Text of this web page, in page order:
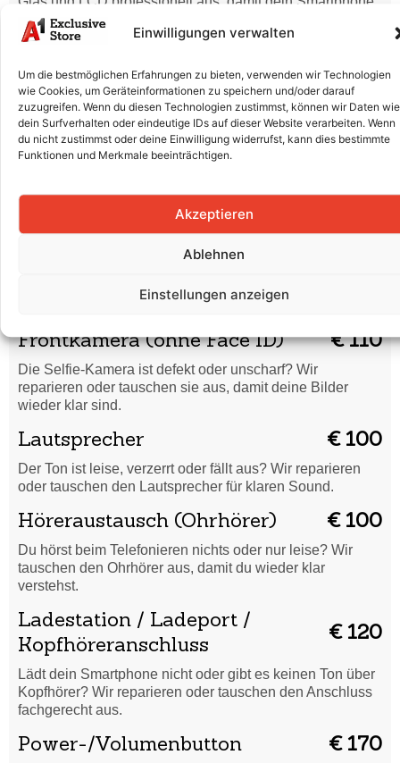
Einwilligungen verwalten
Um die bestmöglichen Erfahrungen zu bieten, verwenden wir Technologien
wie Cookies, um Geräteinformationen zu speichern und/oder darauf
zuzugreifen. Wenn du diesen Technologien zustimmst, können wir Daten wie
dein Surfverhalten oder eindeutige IDs auf dieser Website verarbeiten. Wenn
du nicht zustimmst oder deine Einwilligung widerrufst, kann dies bestimmte
Funktionen und Merkmale beeinträchtigen.
Akzeptieren
Ablehnen
Einstellungen anzeigen
wieder wie neu aussieht.
Der Akku entlädt sich schnell oder lädt nicht mehr richtig?
Wir ersetzen die Batterie fachgerecht für volle Leistung.
Batterieaustausch (Original
Apple)
€ 180
Wir ersetzen die Batterie fachgerecht für volle Leistung.
Rückkamera € 120
reparieren oder tauschen die Rückkamera für gestochen
Frontkamera (ohne Face ID) € 110
Die Selfie-Kamera ist defekt oder unscharf? Wir
reparieren oder tauschen sie aus, damit deine Bilder
wieder klar sind.
Lautsprecher € 100
Der Ton ist leise, verzerrt oder fällt aus? Wir reparieren
oder tauschen den Lautsprecher für klaren Sound.
Höreraustausch (Ohrhörer) € 100
Du hörst beim Telefonieren nichts oder nur leise? Wir
tauschen den Ohrhörer aus, damit du wieder klar
verstehst.
Ladestation / Ladeport /
Kopfhöreranschluss
€ 120
Lädt dein Smartphone nicht oder gibt es keinen Ton über
Kopfhörer? Wir reparieren oder tauschen den Anschluss
fachgerecht aus.
Power-/Volumenbutton € 170